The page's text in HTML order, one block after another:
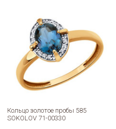
Кольцо золотое пробы 585
SOKOLOV 71-00330